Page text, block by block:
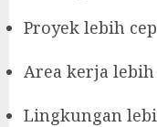
Proyek lebih
Area kerja lebih
Lingkungan